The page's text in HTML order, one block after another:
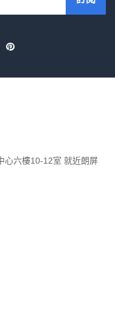
心六樓10-12室 就近朗屏